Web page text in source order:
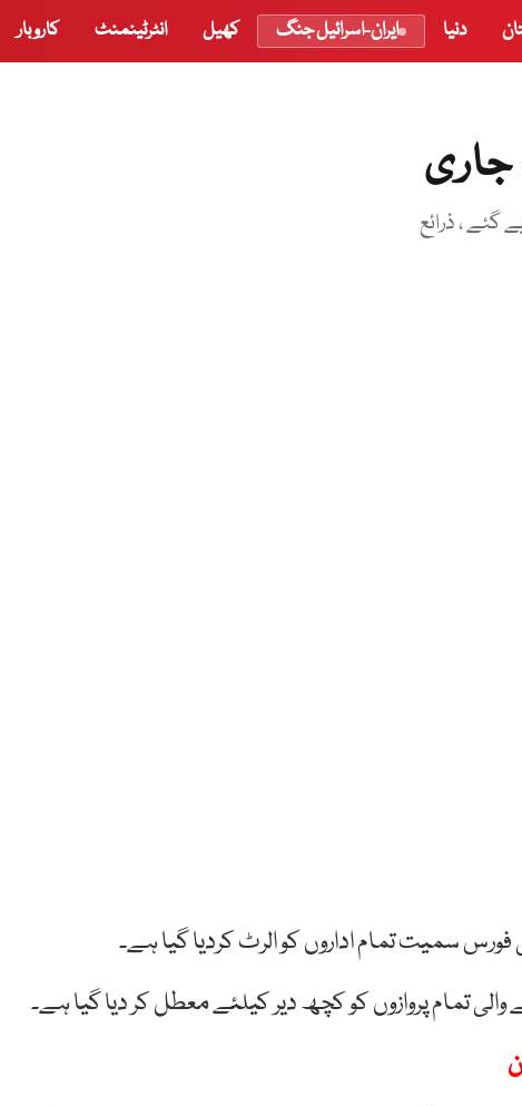
دنیا ایران-اسرائیل جنگ کھیل انٹرٹینمنٹ کاروبار
جاری
گئے ، ذرائع
فورس سمیت تمام اداروں کو الرٹ کردیا گیا ہے۔
والی تمام پروازوں کو کچھ دیر کیلئے معطل کر دیا گیا ہے۔